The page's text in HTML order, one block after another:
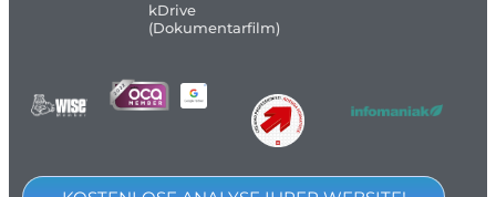
kDrive
(Dokumentarfilm)